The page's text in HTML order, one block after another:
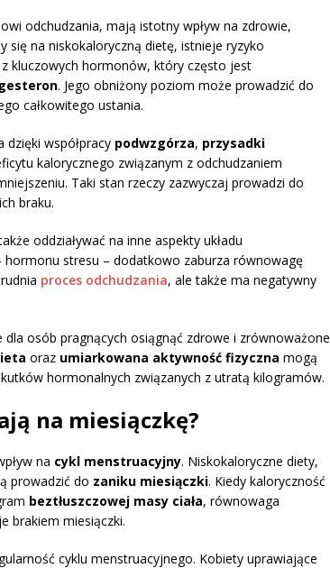
odchudzania, mają istotny wpływ na zdrowie,
się na niskokaloryczną dietę, istnieje ryzyko
z kluczowych hormonów, który często jest
. Jego obniżony poziom może prowadzić do
całkowitego ustania.
dzięki współpracy podwzgórza, przysadki
kalorycznego związanym z odchudzaniem
Taki stan rzeczy zazwyczaj prowadzi do
braku.
oddziaływać na inne aspekty układu
hormonu stresu – dodatkowo zaburza równowagę
proces odchudzania, ale także ma negatywny
dla osób pragnących osiągnąć zdrowe i zrównoważone
oraz umiarkowana aktywność fizyczna mogą
hormonalnych związanych z utratą kilogramów.
na miesiączkę?
na cykl menstruacyjny. Niskokaloryczne diety,
prowadzić do zaniku miesiączki. Kiedy kaloryczność
beztłuszczowej masy ciała, równowaga
brakiem miesiączki.
cyklu menstruacyjnego. Kobiety uprawiające